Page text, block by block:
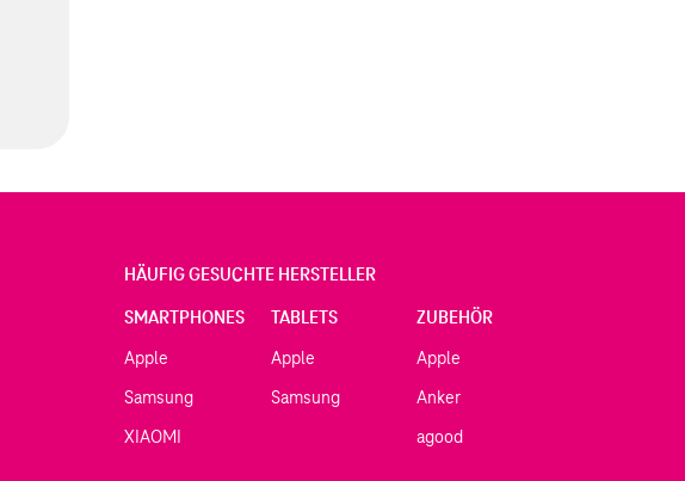
HÄUFIG GESUCHTE HERSTELLER
SMARTPHONES
Apple
Samsung
XIAOMI
TABLETS
Apple
Samsung
ZUBEHÖR
Apple
Anker
agood